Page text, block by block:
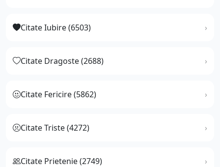
Citate Iubire (6503)
Citate Dragoste (2688)
Citate Fericire (5862)
Citate Triste (4272)
Citate Prietenie (2749)